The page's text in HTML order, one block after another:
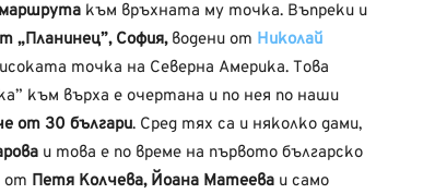
към връхната му точка. Въпреки и
„Планинец”, София,водени от Николай
точка на Северна Америка. Това
към върха е очертана и по нея по наши
от 30 българи. Сред тях са и няколко дами,
и това е по време на първото българско
от Петя Колчева, Йоана Матеева и само